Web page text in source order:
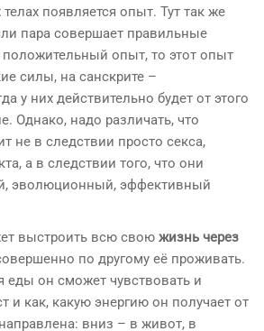
появляется опыт. Тут так же
пара совершает правильные
положительный опыт, то этот опыт
силы, на санскрите –
у них действительно будет от этого
Однако, надо различать, что
не в следствии просто секса,
а в следствии того, что они
эволюционный, эффективный
выстроить всю свою жизнь через
по другому её проживать.
еды он сможет чувствовать и
и как, какую энергию он получает от
вниз – в живот, в